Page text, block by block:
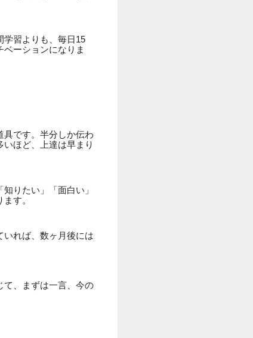
学習よりも、毎日15
ーションになりま
具です。半分しか伝わ
ほど、上達は早まり
りたい」「面白い」
す。
いれば、数ヶ月後には
て、まずは一言、今の